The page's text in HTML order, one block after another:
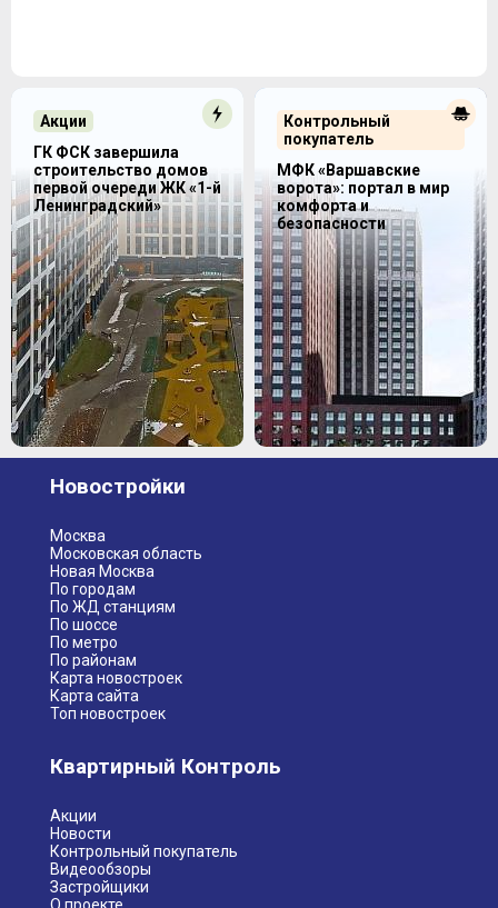
Контрольный
покупатель
МФК «Варшавские
ворота»: портал в мир
комфорта и
безопасности
Акции
ГК ФСК завершила
строительство домов
первой очереди ЖК «1-й
Ленинградский»
Новостройки
Москва
Московская область
Новая Москва
По городам
По ЖД станциям
По шоссе
По метро
По районам
Карта новостроек
Карта сайта
Топ новостроек
Квартирный Контроль
Акции
Новости
Контрольный покупатель
Видеообзоры
Застройщики